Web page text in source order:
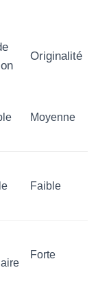
Originalité
Moyenne
Faible
Forte